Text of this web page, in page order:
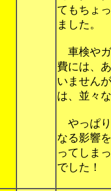
てもちょ
ました。
車検やガ
費には、
いません
は、並々
やっぱり
なる影響
ってしま
でした！